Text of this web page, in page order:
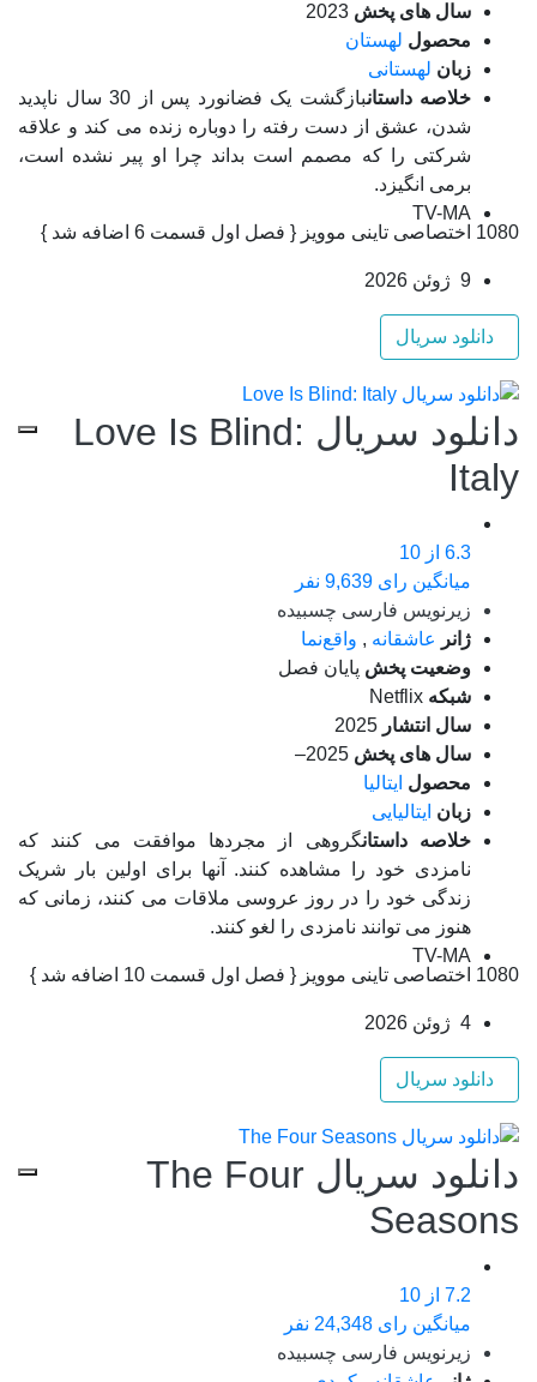
سال های پخش 2023
محصول لهستان
زبان لهستانی
خلاصه داستان
بازگشت یک فضانورد پس از 30 سال ناپدید
شدن، عشق از دست رفته را دوباره زنده می کند و علاقه
شرکتی را که مصمم است بداند چرا او پیر نشده است،
برمی انگیزد.
TV-MA
1080 اختصاصی تاینی موویز { فصل اول قسمت 6 اضافه شد }
9 ژوئن 2026
دانلود سریال
دانلود سریال Love Is Blind:
Italy
6.3 از 10
میانگین رای 9,639 نفر
زیرنویس فارسی چسبیده
ژانر
عاشقانه , واقع‌نما
وضعیت پخش پایان فصل
شبکه Netflix
سال انتشار 2025
سال های پخش 2025–
محصول ایتالیا
زبان ایتالیایی
خلاصه داستانگروهی از مجردها موافقت می کنند که
نامزدی خود را مشاهده کنند. آنها برای اولین بار شریک
زندگی خود را در روز عروسی ملاقات می کنند، زمانی که
هنوز می توانند نامزدی را لغو کنند.
TV-MA
1080 اختصاصی تاینی موویز { فصل اول قسمت 10 اضافه شد }
4 ژوئن 2026
دانلود سریال
دانلود سریال The Four
Seasons
7.2 از 10
میانگین رای 24,348 نفر
زیرنویس فارسی چسبیده